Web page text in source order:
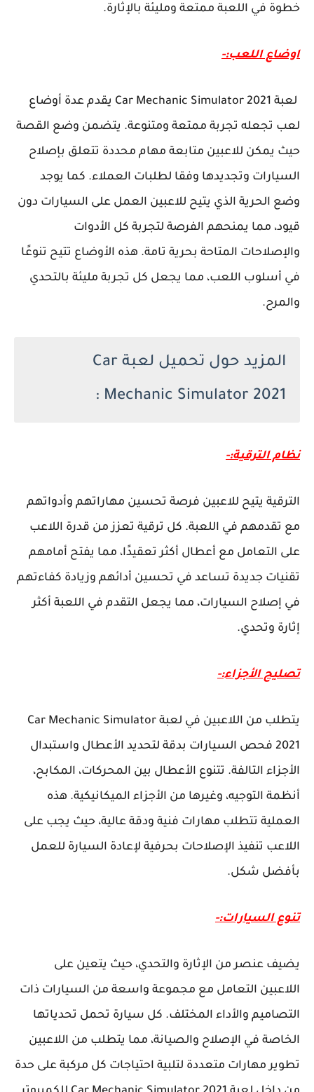
خطوة في اللعبة ممتعة ومليئة بالإثارة.
اوضاع اللعب:-
لعبة Car Mechanic Simulator 2021 يقدم عدة أوضاع
لعب تجعله تجربة ممتعة ومتنوعة. يتضمن وضع القصة
حيث يمكن للاعبين متابعة مهام محددة تتعلق بإصلاح
السيارات وتجديدها وفقا لطلبات العملاء. كما يوجد
وضع الحرية الذي يتيح للاعبين العمل على السيارات دون
قيود، مما يمنحهم الفرصة لتجربة كل الأدوات
والإصلاحات المتاحة بحرية تامة. هذه الأوضاع تتيح تنوعًا
في أسلوب اللعب، مما يجعل كل تجربة مليئة بالتحدي
والمرح.
المزيد حول تحميل لعبة Car
Mechanic Simulator 2021 :
نظام الترقية:-
الترقية يتيح للاعبين فرصة تحسين مهاراتهم وأدواتهم
مع تقدمهم في اللعبة. كل ترقية تعزز من قدرة اللاعب
على التعامل مع أعطال أكثر تعقيدًا، مما يفتح أمامهم
تقنيات جديدة تساعد في تحسين أدائهم وزيادة كفاءتهم
في إصلاح السيارات، مما يجعل التقدم في اللعبة أكثر
إثارة وتحدي.
تصليح الأجزاء:-
يتطلب من اللاعبين في لعبة Car Mechanic Simulator
2021 فحص السيارات بدقة لتحديد الأعطال واستبدال
الأجزاء التالفة. تتنوع الأعطال بين المحركات، المكابح،
أنظمة التوجيه، وغيرها من الأجزاء الميكانيكية. هذه
العملية تتطلب مهارات فنية ودقة عالية، حيث يجب على
اللاعب تنفيذ الإصلاحات بحرفية لإعادة السيارة للعمل
بأفضل شكل.
تنوع السيارات:-
يضيف عنصر من الإثارة والتحدي، حيث يتعين على
اللاعبين التعامل مع مجموعة واسعة من السيارات ذات
التصاميم والأداء المختلف. كل سيارة تحمل تحدياتها
الخاصة في الإصلاح والصيانة، مما يتطلب من اللاعبين
تطوير مهارات متعددة لتلبية احتياجات كل مركبة على حدة